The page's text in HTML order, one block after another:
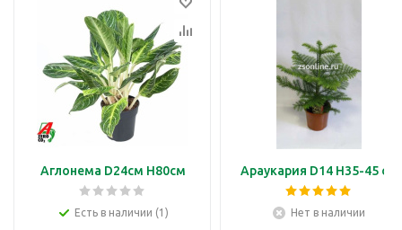
Аглонема D24см H80см
Есть в наличии (1)
Араукария D14 H35-45 см
Нет в наличии